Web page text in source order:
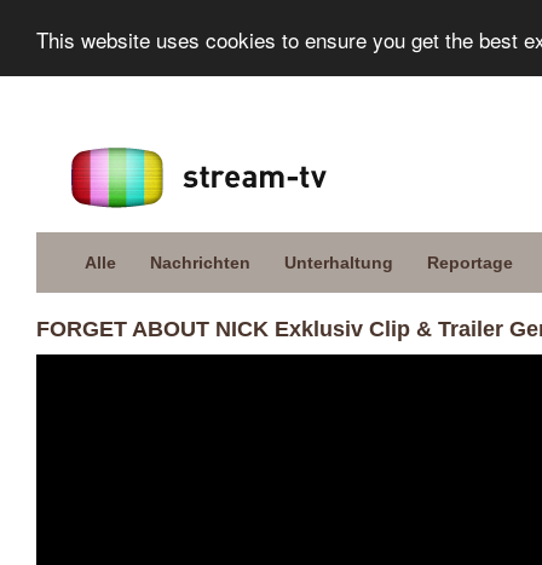
This website uses cookies to ensure you get the best
Alle Nachrichten Unterhaltung Reportage
FORGET ABOUT NICK Exklusiv Clip & Trailer